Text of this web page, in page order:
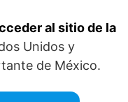
al sitio de la
Unidos y
de México.